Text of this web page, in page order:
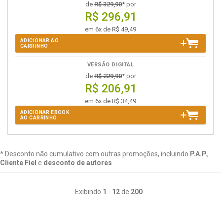
deR$ 329,90* por
R$ 296,91
em 6x de R$ 49,49
ADICIONAR AO
CARRINHO
VERSÃO DIGITAL
deR$ 229,90* por
R$ 206,91
em 6x de R$ 34,49
ADICIONAR EBOOK
AO CARRINHO
* Desconto não cumulativo com outras promoções, incluindo P.A.P.,
Cliente Fiel e desconto de autores
Exibindo 1 - 12de 200